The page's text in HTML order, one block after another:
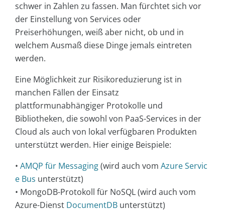
schwer in Zahlen zu fassen. Man fürchtet sich vor
der Einstellung von Services oder
Preiserhöhungen, weiß aber nicht, ob und in
welchem Ausmaß diese Dinge jemals eintreten
werden.
Eine Möglichkeit zur Risikoreduzierung ist in
manchen Fällen der Einsatz
plattformunabhängiger Protokolle und
Bibliotheken, die sowohl von PaaS-Services in der
Cloud als auch von lokal verfügbaren Produkten
unterstützt werden. Hier einige Beispiele:
• AMQP für Messaging(wird auch vom Azure Servic
e Bus unterstützt)
• MongoDB-Protokoll für NoSQL (wird auch vom
Azure-Dienst DocumentDB unterstützt)